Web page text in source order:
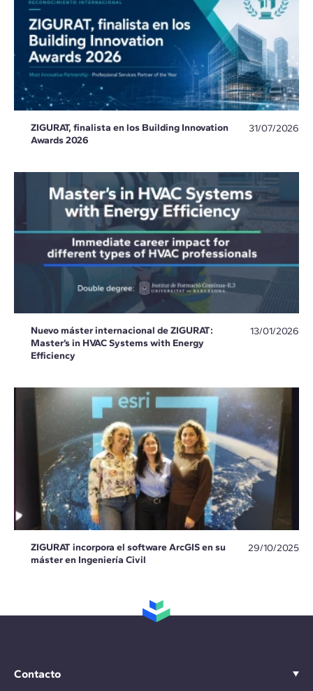
ZIGURAT, finalista en los Building Innovation
Awards 2026
31/07/2026
Nuevo máster internacional de ZIGURAT:
Master’s in HVAC Systems with Energy
Efficiency
13/01/2026
ZIGURAT incorpora el software ArcGIS en su
máster en Ingeniería Civil
29/10/2025
Contacto